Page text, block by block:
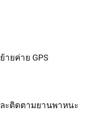
ายค่าย GPS
ะติดตามยานพาหนะ